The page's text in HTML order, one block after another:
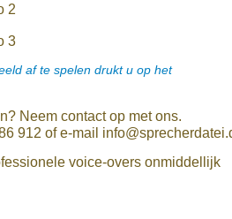
2
3
af te spelen drukt u op het
Neem contact op met ons.
912 of e-mail
voice-overs onmiddellijk